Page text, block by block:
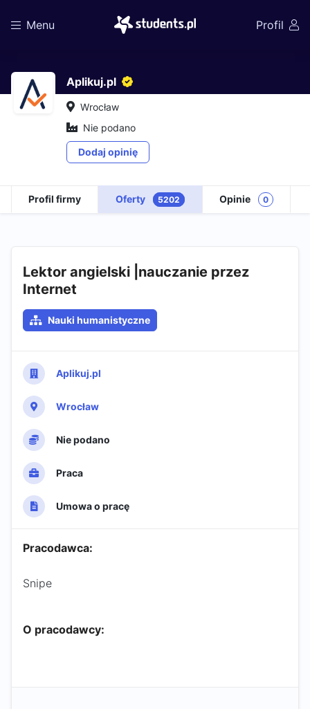
Menu Profil
Aplikuj.pl
Wrocław
Nie podano
Dodaj opinię
Profil firmy Oferty 5202 Opinie 0
Lektor angielski |nauczanie przez
Internet
Nauki humanistyczne
Aplikuj.pl
Wrocław
Nie podano
Praca
Umowa o pracę
Pracodawca:
Snipe
O pracodawcy: